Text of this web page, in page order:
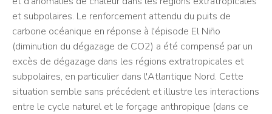
et subpolaires. Le renforcement attendu du puits de
carbone océanique en réponse à l'épisode El Niño
(diminution du dégazage de CO2) a été compensé par un
excès de dégazage dans les régions extratropicales et
subpolaires, en particulier dans l'Atlantique Nord. Cette
situation semble sans précédent et illustre les interactions
entre le cycle naturel et le forçage anthropique (dans ce